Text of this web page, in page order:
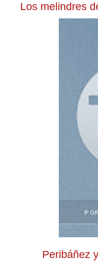
Los melindres
Peribáñez